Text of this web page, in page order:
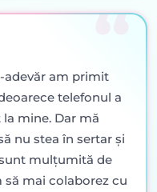
adevăr am primit
telefonul a
mine. Dar mă
nu stea în sertar şi
mulţumită de
mai colaborez cu